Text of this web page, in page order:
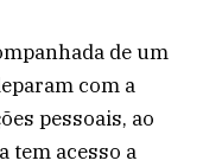
de um
com a
pessoais, ao
tem acesso a